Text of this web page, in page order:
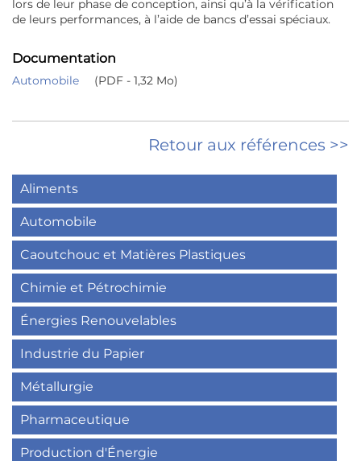
lors de leur phase de conception, ainsi qu’à la vérification
de leurs performances, à l’aide de bancs d’essai spéciaux.
Documentation
Automobile (PDF - 1,32 Mo)
Retour aux références >>
Aliments
Automobile
Caoutchouc et Matières Plastiques
Chimie et Pétrochimie
Énergies Renouvelables
Industrie du Papier
Métallurgie
Pharmaceutique
Production d'Énergie